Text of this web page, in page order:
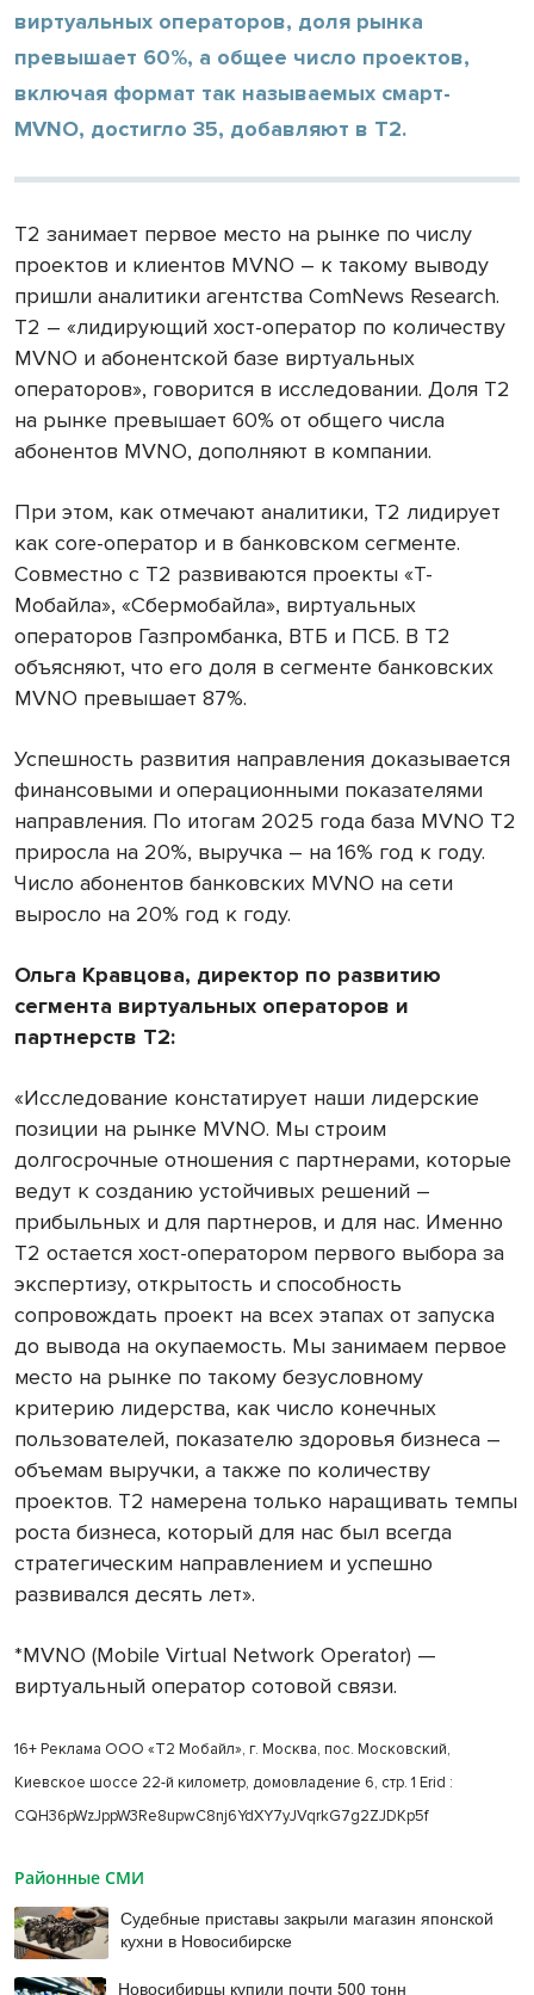
виртуальных операторов, доля рынка
превышает 60%, а общее число проектов,
включая формат так называемых смарт-
MVNO, достигло 35, добавляют в Т2.
Т2 занимает первое место на рынке по числу
проектов и клиентов MVNO – к такому выводу
пришли аналитики агентства ComNews Research.
Т2 – «лидирующий хост-оператор по количеству
MVNO и абонентской базе виртуальных
операторов», говорится в исследовании. Доля Т2
на рынке превышает 60% от общего числа
абонентов MVNO, дополняют в компании.
При этом, как отмечают аналитики, Т2 лидирует
как core-оператор и в банковском сегменте.
Совместно с Т2 развиваются проекты «Т-
Мобайла», «Сбермобайла», виртуальных
операторов Газпромбанка, ВТБ и ПСБ. В Т2
объясняют, что его доля в сегменте банковских
MVNO превышает 87%.
Успешность развития направления доказывается
финансовыми и операционными показателями
направления. По итогам 2025 года база MVNO Т2
приросла на 20%, выручка – на 16% год к году.
Число абонентов банковских MVNO на сети
выросло на 20% год к году.
Ольга Кравцова, директор по развитию
сегмента виртуальных операторов и
партнерств Т2:
«Исследование констатирует наши лидерские
позиции на рынке MVNO. Мы строим
долгосрочные отношения с партнерами, которые
ведут к созданию устойчивых решений –
прибыльных и для партнеров, и для нас. Именно
Т2 остается хост-оператором первого выбора за
экспертизу, открытость и способность
сопровождать проект на всех этапах от запуска
до вывода на окупаемость. Мы занимаем первое
место на рынке по такому безусловному
критерию лидерства, как число конечных
пользователей, показателю здоровья бизнеса –
объемам выручки, а также по количеству
проектов. Т2 намерена только наращивать темпы
роста бизнеса, который для нас был всегда
стратегическим направлением и успешно
развивался десять лет».
*MVNO (Mobile Virtual Network Operator) —
виртуальный оператор сотовой связи.
16+ Реклама ООО «Т2 Мобайл», г. Москва, пос. Московский,
Киевское шоссе 22-й километр, домовладение 6, стр. 1 Erid :
CQH36pWzJppW3Re8upwC8nj6YdXY7yJVqrkG7g2ZJDKp5f
Районные СМИ
Судебные приставы закрыли магазин японской
кухни в Новосибирске
Новосибирцы купили почти 500 тонн